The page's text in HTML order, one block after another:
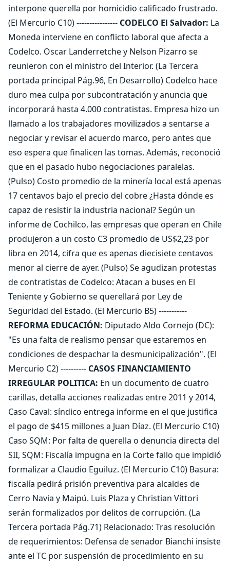
interpone querella por homicidio calificado frustrado.
(El Mercurio C10) ---------------- CODELCO El Salvador: La
Moneda interviene en conflicto laboral que afecta a
Codelco. Oscar Landerretche y Nelson Pizarro se
reunieron con el ministro del Interior. (La Tercera
portada principal Pág.96, En Desarrollo) Codelco hace
duro mea culpa por subcontratación y anuncia que
incorporará hasta 4.000 contratistas. Empresa hizo un
llamado a los trabajadores movilizados a sentarse a
negociar y revisar el acuerdo marco, pero antes que
eso espera que finalicen las tomas. Además, reconoció
que en el pasado hubo negociaciones paralelas.
(Pulso) Costo promedio de la minería local está apenas
17 centavos bajo el precio del cobre ¿Hasta dónde es
capaz de resistir la industria nacional? Según un
informe de Cochilco, las empresas que operan en Chile
produjeron a un costo C3 promedio de US$2,23 por
libra en 2014, cifra que es apenas diecisiete centavos
menor al cierre de ayer. (Pulso) Se agudizan protestas
de contratistas de Codelco: Atacan a buses en El
Teniente y Gobierno se querellará por Ley de
Seguridad del Estado. (El Mercurio B5) -----------
REFORMA EDUCACIÓN: Diputado Aldo Cornejo (DC):
"Es una falta de realismo pensar que estaremos en
condiciones de despachar la desmunicipalización". (El
Mercurio C2) ---------- CASOS FINANCIAMIENTO
IRREGULAR POLITICA: En un documento de cuatro
carillas, detalla acciones realizadas entre 2011 y 2014,
Caso Caval: síndico entrega informe en el que justifica
el pago de $415 millones a Juan Díaz. (El Mercurio C10)
Caso SQM: Por falta de querella o denuncia directa del
SII, SQM: Fiscalía impugna en la Corte fallo que impidió
formalizar a Claudio Eguiluz. (El Mercurio C10) Basura:
fiscalía pedirá prisión preventiva para alcaldes de
Cerro Navia y Maipú. Luis Plaza y Christian Vittori
serán formalizados por delitos de corrupción. (La
Tercera portada Pág.71) Relacionado: Tras resolución
de requerimientos: Defensa de senador Bianchi insiste
ante el TC por suspensión de procedimiento en su